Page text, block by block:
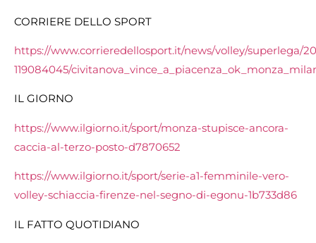
CORRIERE DELLO SPORT
https://www.corrieredellosport.it/news/volley/superlega/
119084045/
IL GIORNO
https://www.ilgiorno.it/sport/monza-stupisce-ancora-
caccia-al-terzo-posto-d7870652
https://www.ilgiorno.it/sport/serie-a1-femminile-vero-
volley-schiaccia-firenze-nel-segno-di-egonu-1b733d86
IL FATTO QUOTIDIANO